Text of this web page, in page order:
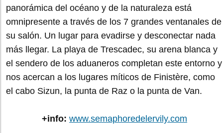
panorámica del océano y de la naturaleza está
omnipresente a través de los 7 grandes ventanales de
su salón. Un lugar para evadirse y desconectar nada
más llegar. La playa de Trescadec, su arena blanca y
el sendero de los aduaneros completan este entorno y
nos acercan a los lugares míticos de Finistère, como
el cabo Sizun, la punta de Raz o la punta de Van.
+info: www.semaphoredelervily.com